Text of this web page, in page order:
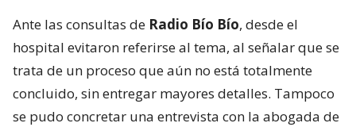
Ante las consultas de Radio Bío Bío, desde el
hospital evitaron referirse al tema, al señalar que se
trata de un proceso que aún no está totalmente
concluido, sin entregar mayores detalles. Tampoco
se pudo concretar una entrevista con la abogada de